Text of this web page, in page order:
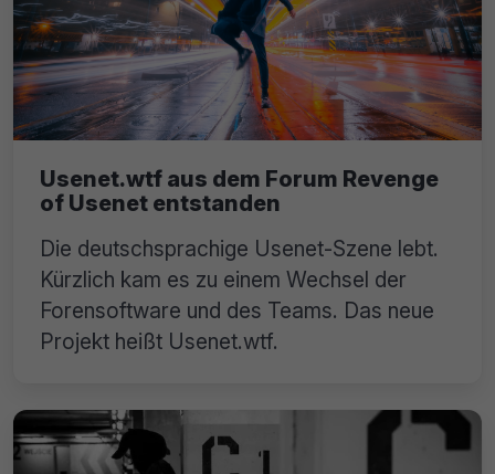
Usenet.wtf aus dem Forum Revenge
of Usenet entstanden
Die deutschsprachige Usenet-Szene lebt.
Kürzlich kam es zu einem Wechsel der
Forensoftware und des Teams. Das neue
Projekt heißt Usenet.wtf.